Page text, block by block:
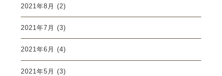
2021年8月 (2)
2021年7月 (3)
2021年6月 (4)
2021年5月 (3)